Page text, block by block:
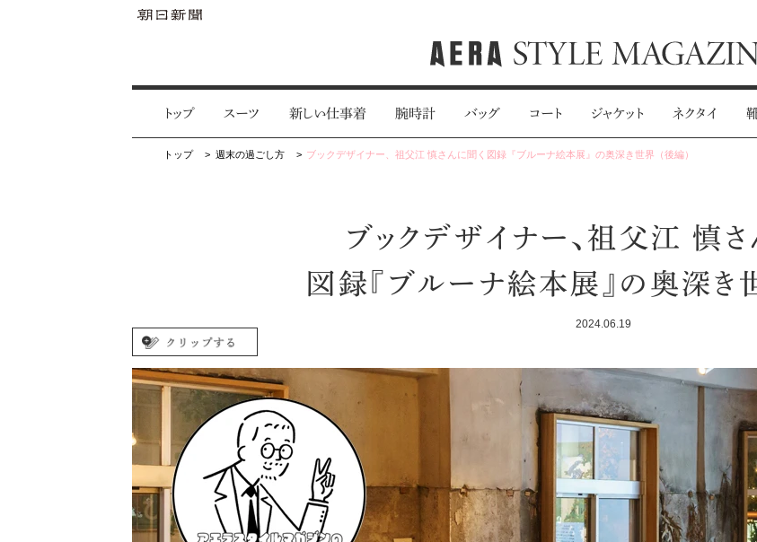
トップ スーツ 新しい仕事着 腕時計 バッグ コート ジャケット ネクタイ
トップ 週末の過ごし方 ブックデザイナー、祖父江 慎さんに聞く図録『ブルーナ絵本展』の奥深き世界（後編）
ブックデザイナー、祖父江 慎さ
図録『ブルーナ絵本展』の奥深き
2024.06.19